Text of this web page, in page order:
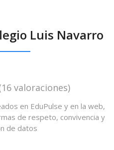
Luis Navarro
valoraciones)
en EduPulse y en la web,
de respeto, convivencia y
de datos